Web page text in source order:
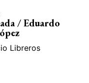
/ Eduardo
Libreros